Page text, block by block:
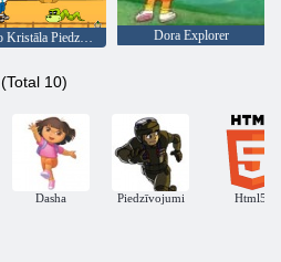
Djego Kristāla Piedzīvojumu Dora Explorer
(Total 10)
Dasha Piedzīvojumi Html5